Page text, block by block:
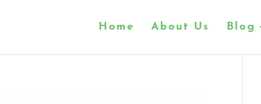
Home About Us Blog